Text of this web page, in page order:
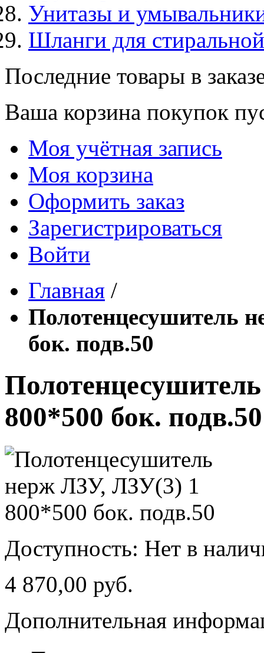
Унитазы и
Шланги для
Последние товары в
Ваша корзина покупок
Моя учётная запись
Моя корзина
Оформить заказ
Зарегистрироваться
Войти
Главная /
Полотенцесушитель
бок. подв.50
800*500 бок. подв.50
Доступность: Нет в
4 870,00 руб.
Дополнительная